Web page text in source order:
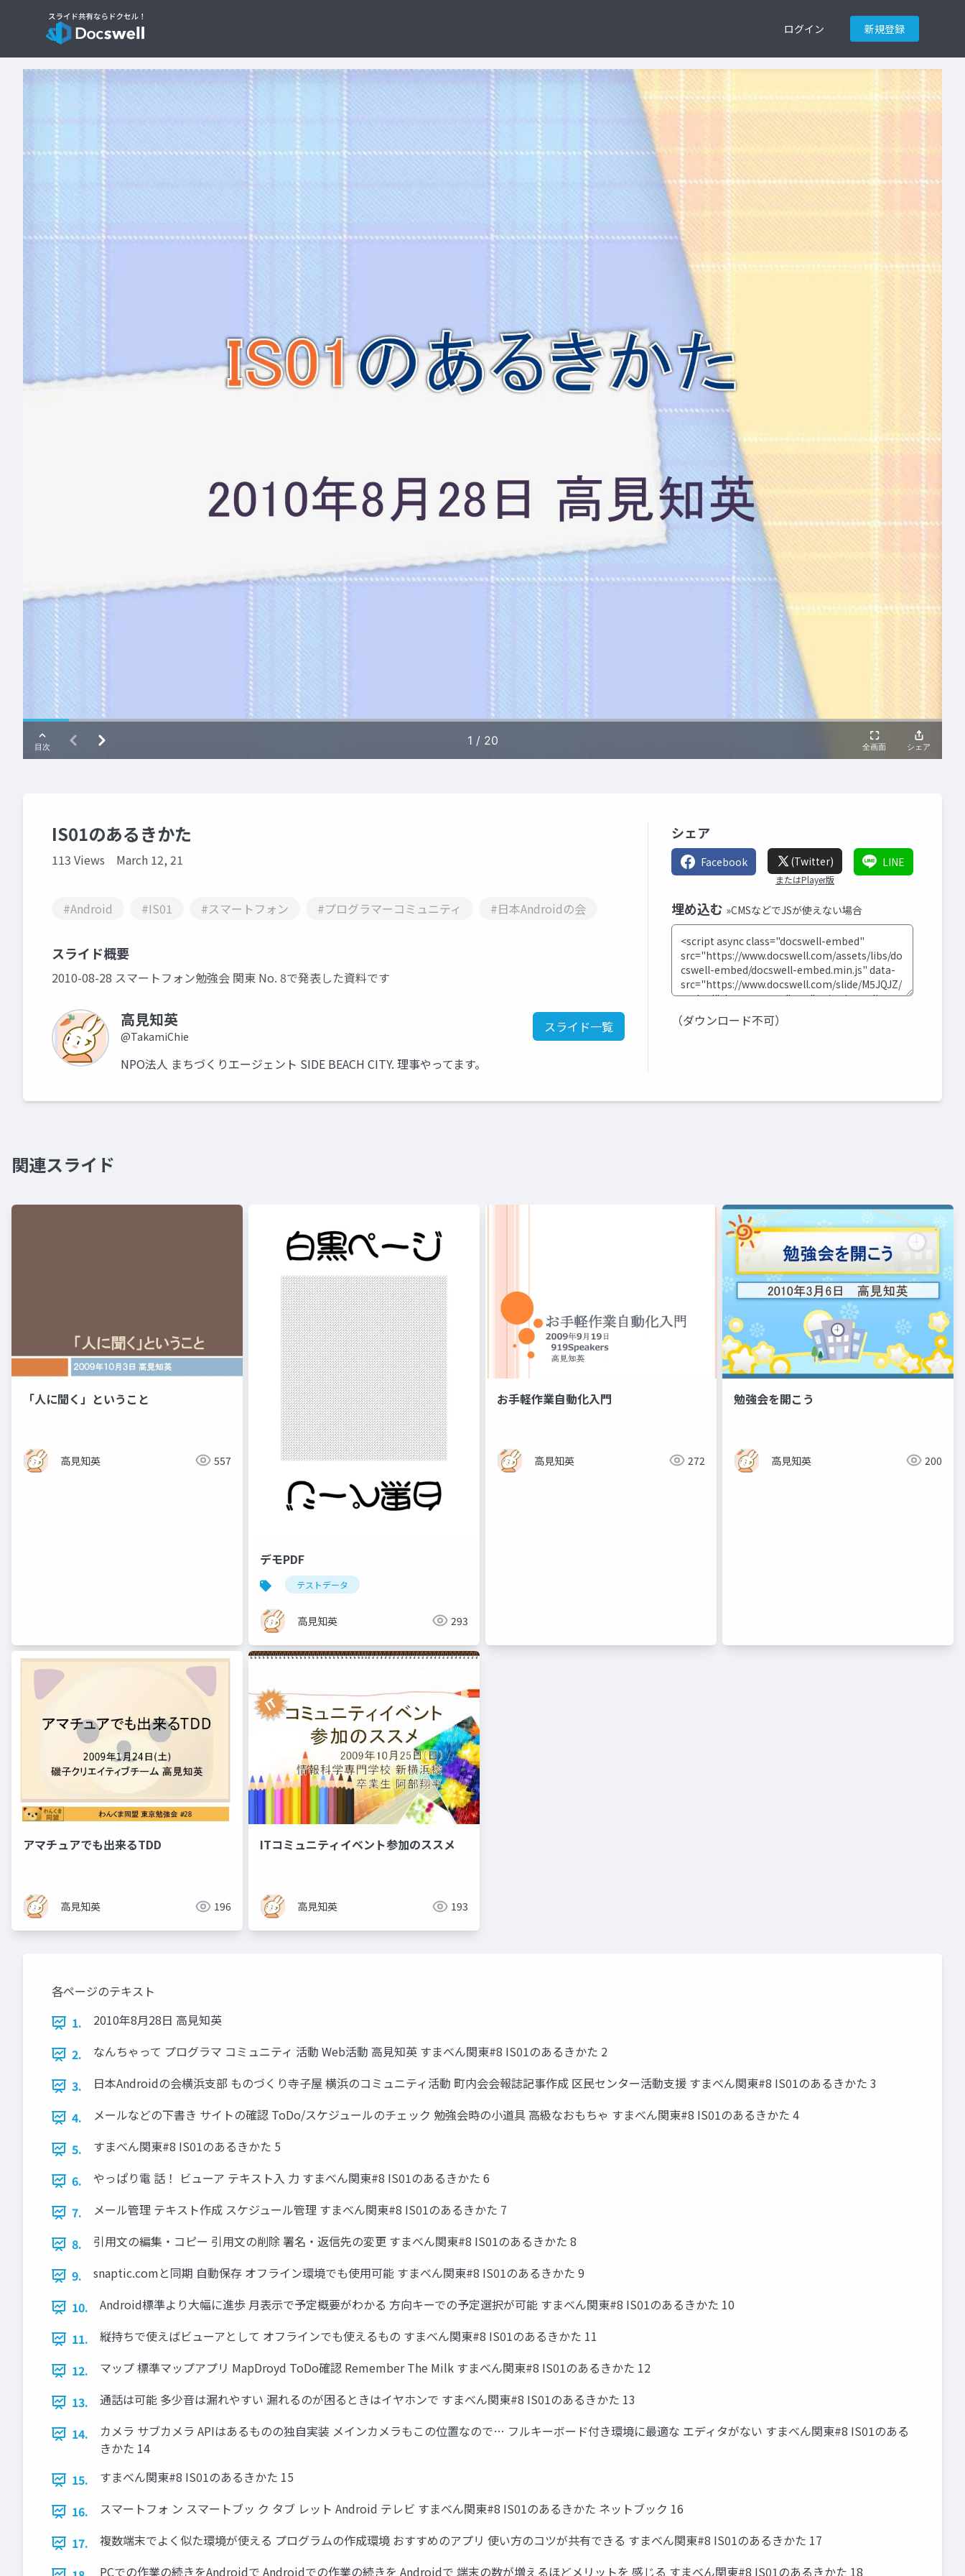
ログイン 新規登録
IS01のあるきかた
113 Views March 12, 21
#Android #IS01 #スマートフォン #プログラマーコミュニティ #日本Androidの会
スライド概要
2010-08-28 スマートフォン勉強会 関東 No. 8で発表した資料です
高見知英
@TakamiChie
スライド一覧
NPO法人 まちづくりエージェント SIDE BEACH CITY. 理事やってます。
シェア
Facebook (Twitter)
またはPlayer版
LINE
埋め込む »CMSなどでJSが使えない場合
（ダウンロード不可）
関連スライド
「人に聞く」ということ
高見知英 557
デモPDF
テストデータ
高見知英 293
お手軽作業自動化入門
高見知英 272
勉強会を開こう
高見知英 200
アマチュアでも出来るTDD
高見知英 196
ITコミュニティイベント参加のススメ
高見知英 193
各ページのテキスト
1.
2010年8月28日 高見知英
2.
なんちゃって プログラマ コミュニティ 活動 Web活動 高見知英 すまべん関東#8 IS01のあるきかた 2
3.
日本Androidの会横浜支部 ものづくり寺子屋 横浜のコミュニティ活動 町内会会報誌記事作成 区民センター活動支援 すまべん関東#8 IS01のあるきかた 3
4.
メールなどの下書き サイトの確認 ToDo/スケジュールのチェック 勉強会時の小道具 高級なおもちゃ すまべん関東#8 IS01のあるきかた 4
5.
すまべん関東#8 IS01のあるきかた 5
6.
やっぱり電 話！ ビューア テキスト入 力 すまべん関東#8 IS01のあるきかた 6
7.
メール管理 テキスト作成 スケジュール管理 すまべん関東#8 IS01のあるきかた 7
8.
引用文の編集・コピー 引用文の削除 署名・返信先の変更 すまべん関東#8 IS01のあるきかた 8
9.
snaptic.comと同期 自動保存 オフライン環境でも使用可能 すまべん関東#8 IS01のあるきかた 9
10.
Android標準より大幅に進歩 月表示で予定概要がわかる 方向キーでの予定選択が可能 すまべん関東#8 IS01のあるきかた 10
11.
縦持ちで使えばビューアとして オフラインでも使えるもの すまべん関東#8 IS01のあるきかた 11
12.
マップ 標準マップアプリ MapDroyd ToDo確認 Remember The Milk すまべん関東#8 IS01のあるきかた 12
13.
通話は可能 多少音は漏れやすい 漏れるのが困るときはイヤホンで すまべん関東#8 IS01のあるきかた 13
14.
カメラ サブカメラ APIはあるものの独自実装 メインカメラもこの位置なので… フルキーボード付き環境に最適な エディタがない すまべん関東#8 IS01のある
きかた 14
15.
すまべん関東#8 IS01のあるきかた 15
16.
スマートフォ ン スマートブッ ク タブ レット Android テレビ すまべん関東#8 IS01のあるきかた ネットブック 16
17.
複数端末でよく似た環境が使える プログラムの作成環境 おすすめのアプリ 使い方のコツが共有できる すまべん関東#8 IS01のあるきかた 17
PCでの作業の続きをAndroidで Androidでの作業の続きを Androidで 端末の数が増えるほどメリットを 感じる すまべん関東#8 IS01のあるきかた 18